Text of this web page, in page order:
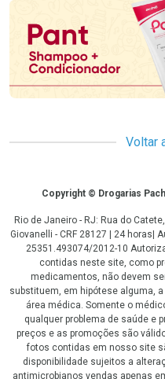
Voltar
CopyrightCopyright © Drogarias
Rio de Janeiro - RJ: Rua do
Giovanelli - CRF 28127 | 24 horas|
25351.493074/2012-10
contidas neste site, como
medicamentos, não devem
substituem, em hipótese alguma,
área médica. Somente o
qualquer problema de saúde e
preços e as promoções são
fotos contidas em nosso site
disponibilidade sujeitos a
antimicrobianos vendas apenas